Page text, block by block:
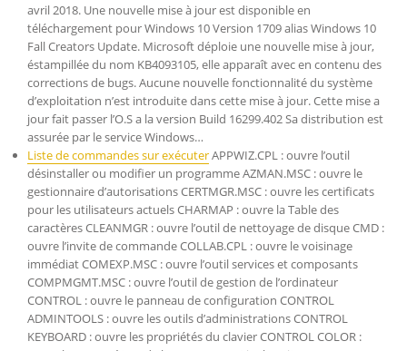
avril 2018. Une nouvelle mise à jour est disponible en
téléchargement pour Windows 10 Version 1709 alias Windows 10
Fall Creators Update. Microsoft déploie une nouvelle mise à jour,
éstampillée du nom KB4093105, elle apparaît avec en contenu des
corrections de bugs. Aucune nouvelle fonctionnalité du système
d’exploitation n’est introduite dans cette mise à jour. Cette mise a
jour fait passer l’O.S a la version Build 16299.402 Sa distribution est
assurée par le service Windows…
Liste de commandes sur exécuterAPPWIZ.CPL : ouvre l’outil
désinstaller ou modifier un programme AZMAN.MSC : ouvre le
gestionnaire d’autorisations CERTMGR.MSC : ouvre les certificats
pour les utilisateurs actuels CHARMAP : ouvre la Table des
caractères CLEANMGR : ouvre l’outil de nettoyage de disque CMD :
ouvre l’invite de commande COLLAB.CPL : ouvre le voisinage
immédiat COMEXP.MSC : ouvre l’outil services et composants
COMPMGMT.MSC : ouvre l’outil de gestion de l’ordinateur
CONTROL : ouvre le panneau de configuration CONTROL
ADMINTOOLS : ouvre les outils d’administrations CONTROL
KEYBOARD : ouvre les propriétés du clavier CONTROL COLOR :